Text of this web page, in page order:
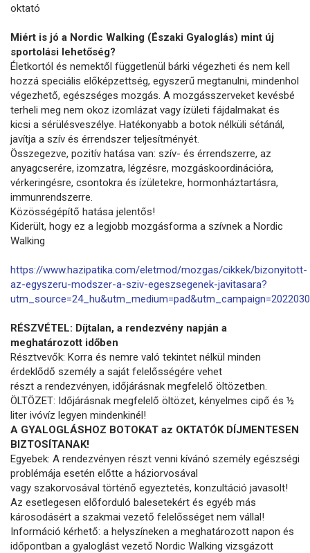
oktató
Miért is jó a Nordic Walking (Északi Gyaloglás) mint új
sportolási lehetőség?
Életkortól és nemektől függetlenül bárki végezheti és nem kell
hozzá speciális előképzettség, egyszerű megtanulni, mindenhol
végezhető, egészséges mozgás. A mozgásszerveket kevésbé
terheli meg nem okoz izomlázat vagy ízületi fájdalmakat és
kicsi a sérülésveszélye. Hatékonyabb a botok nélküli sétánál,
javítja a szív és érrendszer teljesítményét.
Összegezve, pozitív hatása van: szív- és érrendszerre, az
anyagcserére, izomzatra, légzésre, mozgáskoordinációra,
vérkeringésre, csontokra és ízületekre, hormonháztartásra,
immunrendszerre.
Közösségépítő hatása jelentős!
Kiderült, hogy ez a legjobb mozgásforma a szívnek a Nordic
Walking
https://www.hazipatika.com/eletmod/mozgas/cikkek/bizonyitott-
az-egyszeru-modszer-a-sziv-egeszsegenek-javitasara?
RÉSZVÉTEL: Díjtalan, a rendezvény napján a
meghatározott időben
Résztvevők: Korra és nemre való tekintet nélkül minden
érdeklődő személy a saját felelősségére vehet
részt a rendezvényen, időjárásnak megfelelő öltözetben.
ÖLTÖZET: Időjárásnak megfelelő öltözet, kényelmes cipő és ½
liter ivóvíz legyen mindenkinél!
A GYALOGLÁSHOZ BOTOKAT az OKTATÓK DÍJMENTESEN
BIZTOSÍTANAK!
Egyebek: A rendezvényen részt venni kívánó személy egészségi
problémája esetén előtte a háziorvosával
vagy szakorvosával történő egyeztetés, konzultáció javasolt!
Az esetlegesen előforduló balesetekért és egyéb más
károsodásért a szakmai vezető felelősséget nem vállal!
Információ kérhető: a helyszíneken a meghatározott napon és
időpontban a gyaloglást vezető Nordic Walking vizsgázott